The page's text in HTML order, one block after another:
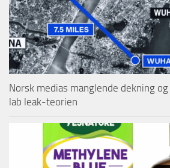
Norsk medias manglende dekning
lab leak-teorien